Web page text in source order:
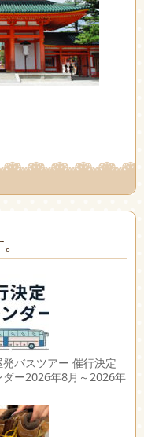
発バスツアー 催行決定
ダー2026年8月～2026年